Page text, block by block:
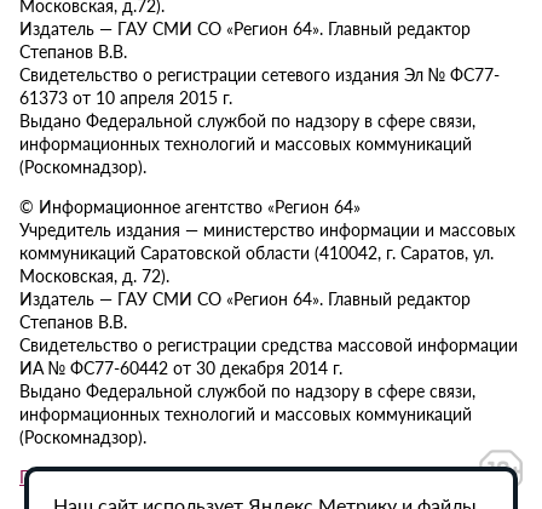
Издатель — ГАУ СМИ СО «Регион 64». Главный редактор
Степанов В.В.
Свидетельство о регистрации сетевого издания Эл № ФС77-
61373 от 10 апреля 2015 г.
Выдано Федеральной службой по надзору в сфере связи,
информационных технологий и массовых коммуникаций
(Роскомнадзор).
© Информационное агентство «Регион 64»
Учредитель издания — министерство информации и массовых
коммуникаций Саратовской области (410042, г. Саратов, ул.
Московская, д. 72).
Издатель — ГАУ СМИ СО «Регион 64». Главный редактор
Степанов В.В.
Свидетельство о регистрации средства массовой информации
ИА № ФС77-60442 от 30 декабря 2014 г.
Выдано Федеральной службой по надзору в сфере связи,
информационных технологий и массовых коммуникаций
(Роскомнадзор).
Политика в отношении обработки персональных данных